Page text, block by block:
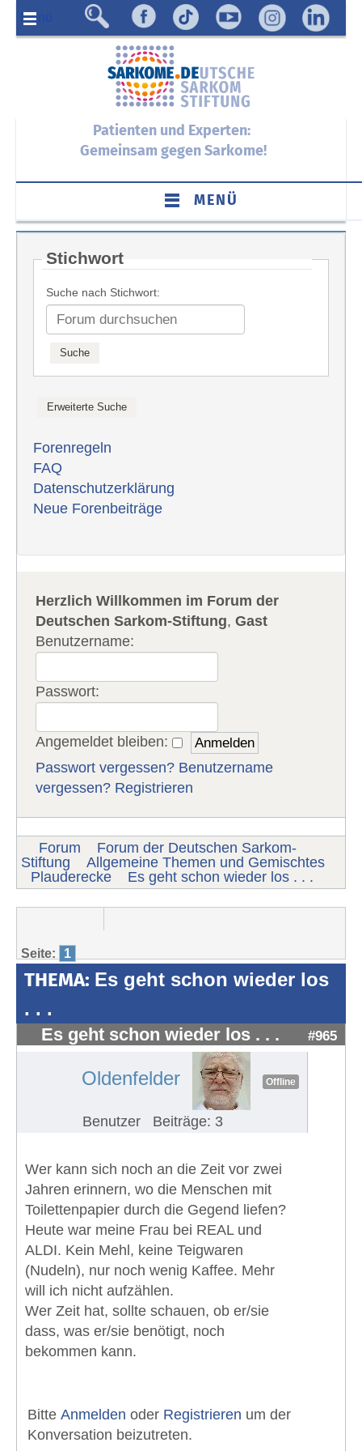
Menü
Patienten und Experten:
Gemeinsam gegen Sarkome!
MENÜ
Stichwort
Suche nach Stichwort:
Forenregeln
FAQ
Datenschutzerklärung
Neue Forenbeiträge
Herzlich Willkommen im Forum der
Deutschen Sarkom-Stiftung,Gast
Benutzername:
Passwort:
Angemeldet bleiben:
Passwort vergessen? Benutzername
vergessen? Registrieren
Forum
Forum der Deutschen Sarkom-
Stiftung
Allgemeine Themen und Gemischtes
Plauderecke
Es geht schon wieder los . . .
Seite: 1
THEMA: Es geht schon wieder los
. . .
Es geht schon wieder los . . . #965
Oldenfelder Offline
Benutzer Beiträge: 3
Wer kann sich noch an die Zeit vor zwei
Jahren erinnern, wo die Menschen mit
Toilettenpapier durch die Gegend liefen?
Heute war meine Frau bei REAL und
ALDI. Kein Mehl, keine Teigwaren
(Nudeln), nur noch wenig Kaffee. Mehr
will ich nicht aufzählen.
Wer Zeit hat, sollte schauen, ob er/sie
dass, was er/sie benötigt, noch
bekommen kann.
Bitte Anmelden oder Registrieren um der
Konversation beizutreten.